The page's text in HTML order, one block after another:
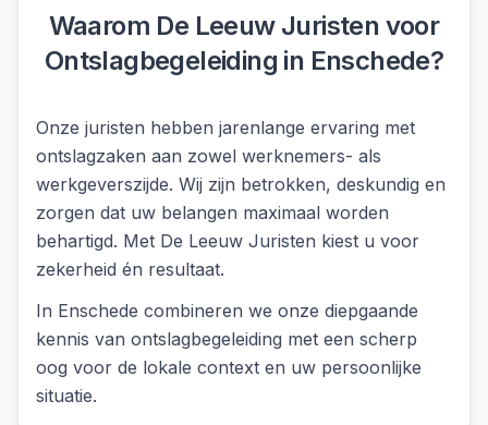
Waarom De Leeuw Juristen voor
Ontslagbegeleiding in Enschede?
Onze juristen hebben jarenlange ervaring met
ontslagzaken aan zowel werknemers- als
werkgeverszijde. Wij zijn betrokken, deskundig en
zorgen dat uw belangen maximaal worden
behartigd. Met De Leeuw Juristen kiest u voor
zekerheid én resultaat.
In Enschede combineren we onze diepgaande
kennis van ontslagbegeleiding met een scherp
oog voor de lokale context en uw persoonlijke
situatie.